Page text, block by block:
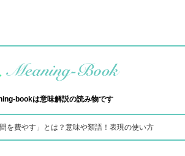
bookは意味解説の読み物です
間を費やす」とは？意味や類語！表現の使い方